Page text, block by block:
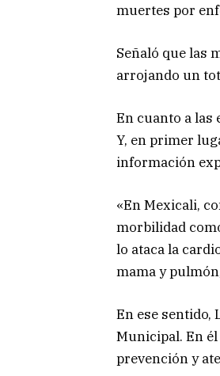
muertes por
Señaló que las
arrojando un
En cuanto a las
Y, en primer
información
«En Mexicali,
morbilidad
lo ataca la
mama y
En ese sentido,
Municipal. En
prevención y